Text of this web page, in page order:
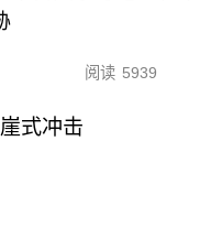
阅读 5939
式冲击